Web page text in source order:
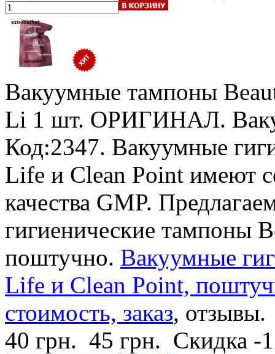
Вакуумные тампоны
Li 1 шт. ОРИГИНАЛ.
Код:2347. Вакуумные
Life и Clean Point имеют
качества GMP.
гигиенические тампоны
поштучно. Вакуумные
Life и Clean Point,
стоимость, заказ, отзывы.
40 грн. 45 грн. Скидка -